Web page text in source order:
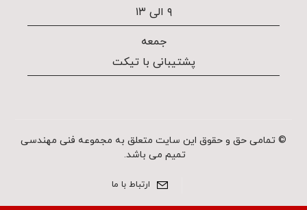
۹ الی ۱۳
جمعه
پشتیبانی با تیکت
© تمامی حق و حقوق این سایت متعلق به مجموعه فنی مهندسی
تمیم می باشد.
ارتباط با ما